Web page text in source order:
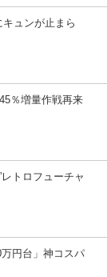
キュンが止まら
％増量作戦再来
トロフューチャ
万円台」神コスパ